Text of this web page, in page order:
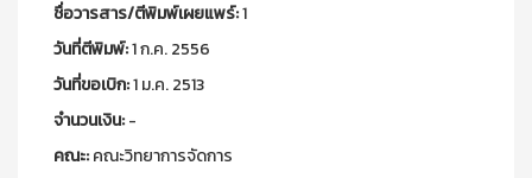
ชื่อวารสาร/ตีพิมพ์เผยแพร์:1
วันที่ตีพิมพ์:1 ก.ค. 2556
วันที่ขอเบิก:1 ม.ค. 2513
จำนวนเงิน:-
คณะ:คณะวิทยาการจัดการ